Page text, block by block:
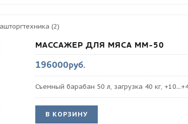
(2)
МАССАЖЕР ДЛЯ МЯСА ММ-50
196000руб.
Съемный барабан 50 л, загрузка 40 кг,
В КОРЗИНУ